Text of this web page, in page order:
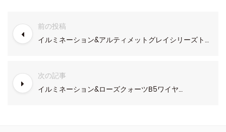
前の投稿
イルミネーション&アルティメットグレイシリーズトップバインディングハードカバープランナー
次の記事
イルミネーション&ローズクォーツB5ワイヤー-o製本ビジネスプランナー